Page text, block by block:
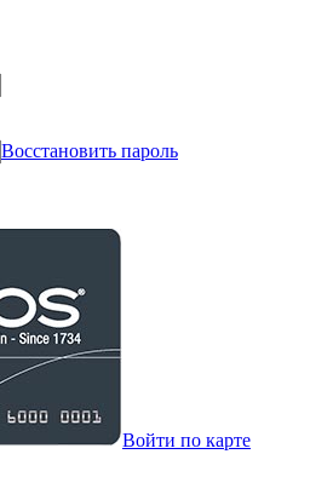
Восстановить пароль
Войти по карте